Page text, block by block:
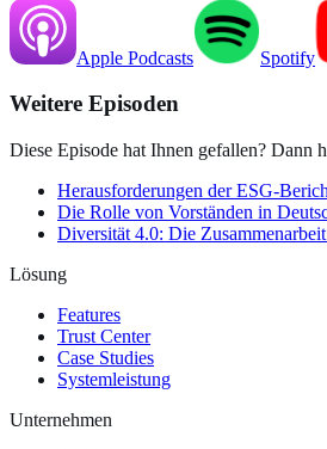
Apple Podcasts Spotify
Weitere Episoden
Diese Episode hat Ihnen gefallen? Dann
Herausforderungen der ESG-
Die Rolle von Vorständen in
Diversität 4.0: Die
Lösung
Features
Trust Center
Case Studies
Systemleistung
Unternehmen